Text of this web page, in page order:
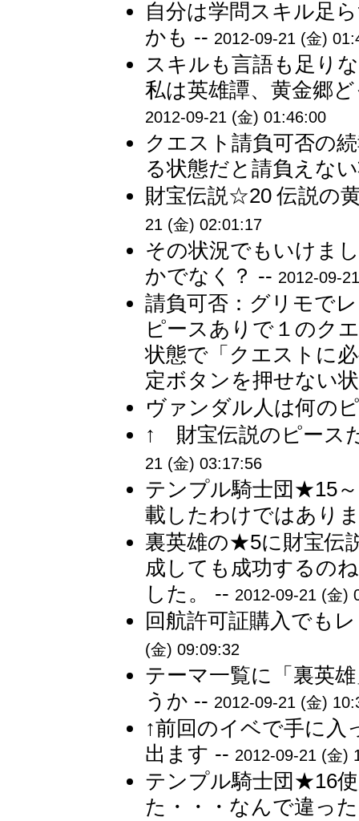
自分は学問スキル足
かも -- 2012-09-21 (金)
スキルも言語も足り
私は英雄譚、黄金郷
2012-09-21 (金) 01:46:00
クエスト請負可否の
る状態だと請負えな
財宝伝説☆20 伝説の
21 (金) 02:01:17
その状況でもいけま
かでなく？ -- 2012-09-
請負可否：グリモで
ピースありで１のク
状態で「クエストに
定ボタンを押せない
ヴァンダル人は何の
↑ 財宝伝説のピース
21 (金) 03:17:56
テンプル騎士団★15
載したわけではあり
裏英雄の★5に財宝伝
成しても成功するの
した。 -- 2012-09-21 (金)
回航許可証購入でも
(金) 09:09:32
テーマ一覧に「裏英
うか -- 2012-09-21 (金)
↑前回のイベで手に入
出ます -- 2012-09-21 (金)
テンプル騎士団★16
た・・・なんで違っ